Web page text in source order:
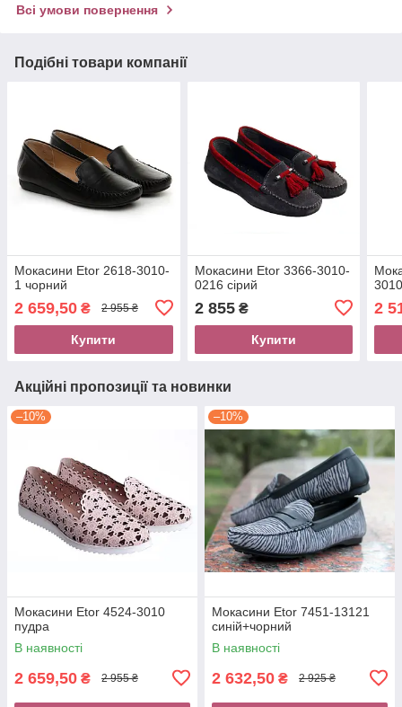
Всі умови повернення
Подібні товари компанії
Мокасини Etor 2618-3010-
1 чорний
2 659,50 ₴ 2 955 ₴
Купити
Мокасини Etor 3366-3010-
0216 сірий
2 855₴
Купити
2
Акційні пропозиції та новинки
–10%
Мокасини Etor 4524-3010
пудра
В наявності
2 659,50 ₴ 2 955 ₴
–10%
Мокасини Etor 7451-13121
синій+чорний
В наявності
2 632,50 ₴ 2 925 ₴